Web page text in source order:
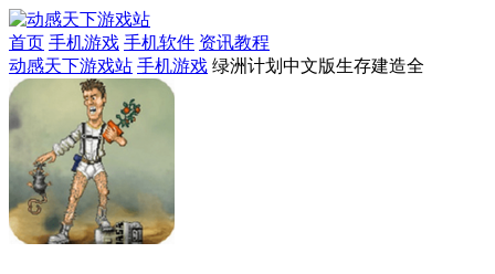
首页 手机游戏 手机软件 资讯教程
动感天下游戏站 手机游戏 绿洲计划中文版生存建造全